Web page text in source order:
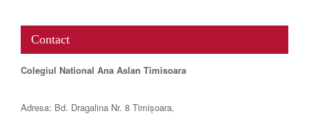
Contact
Colegiul National Ana Aslan Timisoara
Adresa: Bd. Dragalina Nr. 8 Timișoara,